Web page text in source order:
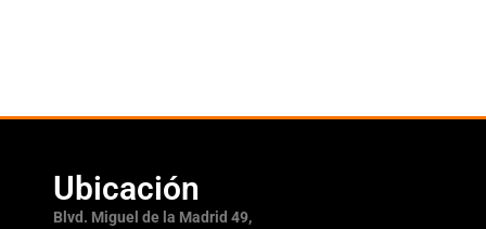
Ubicación
Blvd. Miguel de la Madrid 49,